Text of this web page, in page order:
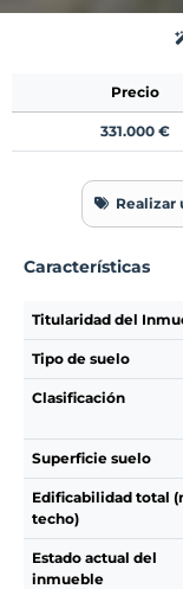
Precio
331.000 €
Realizar
Características
Titularidad del
Tipo de suelo
Clasificación
Superficie suelo
Edificabilidad total
techo)
Estado actual del
inmueble